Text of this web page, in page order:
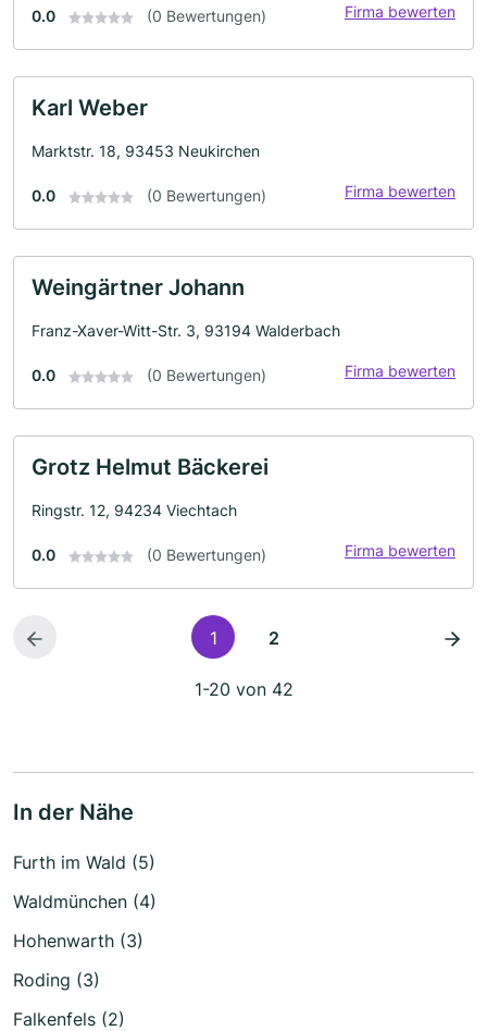
0.0 (0 Bewertungen) Firma bewerten
Karl Weber
Marktstr. 18, 93453 Neukirchen
0.0 (0 Bewertungen) Firma bewerten
Weingärtner Johann
Franz-Xaver-Witt-Str. 3, 93194 Walderbach
0.0 (0 Bewertungen) Firma bewerten
Grotz Helmut Bäckerei
Ringstr. 12, 94234 Viechtach
0.0 (0 Bewertungen) Firma bewerten
1 2
1-20 von 42
In der Nähe
Furth im Wald (5)
Waldmünchen (4)
Hohenwarth (3)
Roding (3)
Falkenfels (2)